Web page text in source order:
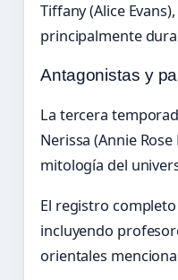
Tiffany (Alice
principalmente
Antagonistas y
La tercera
Nerissa (Annie
mitología del
El registro
incluyendo
orientales